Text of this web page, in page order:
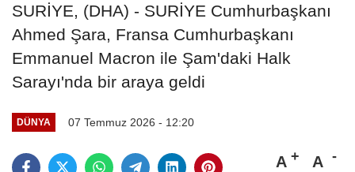
SURİYE, (DHA) - SURİYE Cumhurbaşkanı
Ahmed Şara, Fransa Cumhurbaşkanı
Emmanuel Macron ile Şam'daki Halk
Sarayı'nda bir araya geldi
DÜNYA 07 Temmuz 2026 - 12:20
A A